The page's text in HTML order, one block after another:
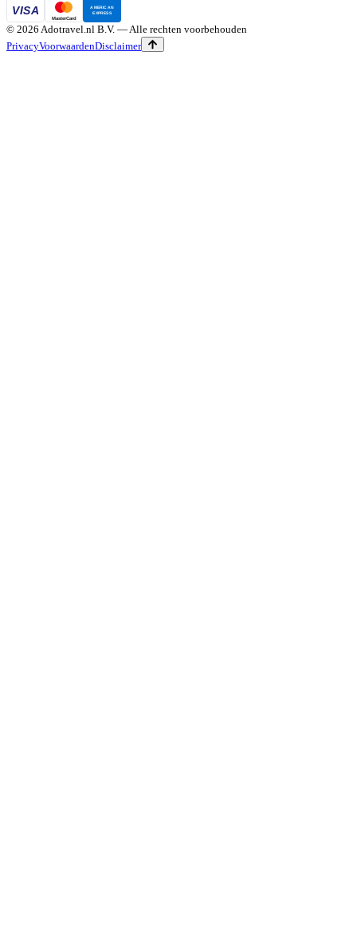
© 2026 Adotravel.nl B.V. — Alle rechten voorbehouden
PrivacyVoorwaardenDisclaimer